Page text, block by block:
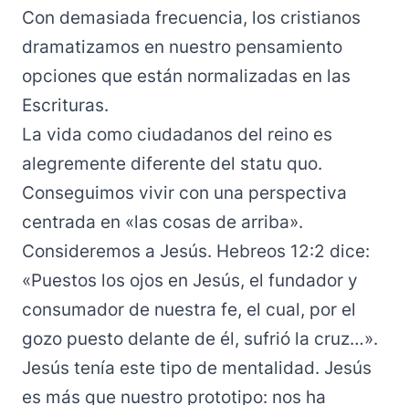
Con demasiada frecuencia, los cristianos
dramatizamos en nuestro pensamiento
opciones que están normalizadas en las
Escrituras.
La vida como ciudadanos del reino es
alegremente diferente del statu quo.
Conseguimos vivir con una perspectiva
centrada en «las cosas de arriba».
Consideremos a Jesús. Hebreos 12:2 dice:
«Puestos los ojos en Jesús, el fundador y
consumador de nuestra fe, el cual, por el
gozo puesto delante de él, sufrió la cruz…».
Jesús tenía este tipo de mentalidad. Jesús
es más que nuestro prototipo: nos ha